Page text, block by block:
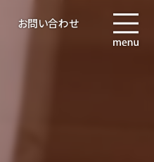
お問い合わせ